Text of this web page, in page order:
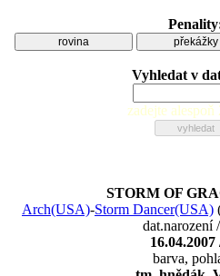
rovina překážky
Vyhledat v
zadejte alespoň
STORM OF
Arch(USA)-Storm Dancer(USA)
dat.narození
16.04.2007
barva,